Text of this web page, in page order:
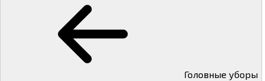
Головные уборы